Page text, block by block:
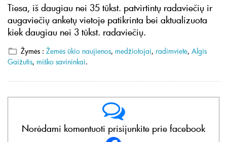
Tiesa, iš daugiau nei 35 tūkst. patvirtintų radaviečių ir
augaviečių anketų vietoje patikrinta bei aktualizuota
kiek daugiau nei 3 tūkst. radaviečių.
Žymės : Žemės ūkio naujienos, medžiotojai, radimvietė, Algis
Gaižutis, miško savininkai.
Norėdami komentuoti prisijunkite prie facebook